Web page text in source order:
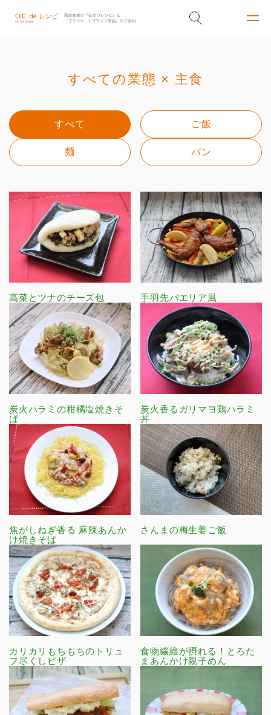
すべての業態 × 主食
すべて ご飯
麺 パン
高菜とツナのチーズ包 手羽先パエリア風
炭火ハラミの柑橘塩焼きそ
ば
炭火香るガリマヨ鶏ハラミ
丼
焦がしねぎ香る 麻辣あんか
け焼きそば
さんまの梅生姜ご飯
カリカリもちもちのトリュ
フ尽くしピザ
食物繊維が摂れる！とろた
まあんかけ親子めん